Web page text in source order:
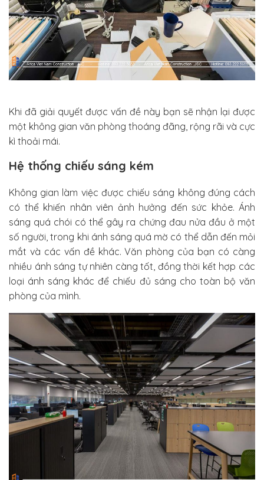
Khi đã giải quyết được vấn đề này bạn sẽ nhận lại được
một không gian văn phòng thoáng đãng, rộng rãi và cực
kì thoải mái.
Hệ thống chiếu sáng kém
Không gian làm việc được chiếu sáng không đúng cách
có thể khiến nhân viên ảnh hưởng đến sức khỏe. Ánh
sáng quá chói có thể gây ra chứng đau nửa đầu ở một
số người, trong khi ánh sáng quá mờ có thể dẫn đến mỏi
mắt và các vấn đề khác. Văn phòng của bạn có càng
nhiều ánh sáng tự nhiên càng tốt, đồng thời kết hợp các
loại ánh sáng khác để chiếu đủ sáng cho toàn bộ văn
phòng của mình.